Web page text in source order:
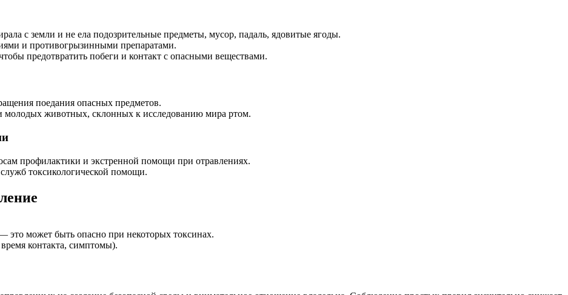
с земли и не ела подозрительные предметы, мусор, падаль, ядовитые ягоды.
и противогрызинными препаратами.
предотвратить побеги и контакт с опасными веществами.
поедания опасных предметов.
молодых животных, склонных к исследованию мира ртом.
профилактики и экстренной помощи при отравлениях.
токсикологической помощи.
это может быть опасно при некоторых токсинах.
контакта, симптомы).